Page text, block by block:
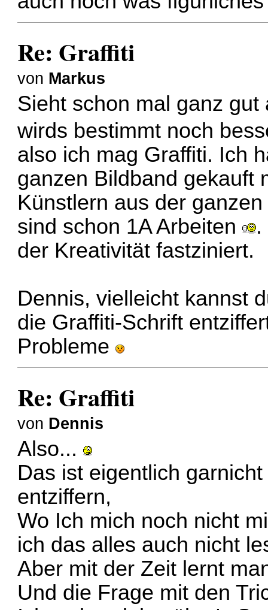
Re: Graffiti
von Markus
Sieht schon mal ganz
wirds bestimmt noch
also ich mag Graffiti. Ich
ganzen Bildband gekauft
Künstlern aus der
sind schon 1A Arbeiten
der Kreativität fastziniert.
Dennis, vielleicht kannst
die Graffiti-Schrift
Probleme
Re: Graffiti
von Dennis
Also...
Das ist eigentlich
entziffern,
Wo Ich mich noch nicht
ich das alles auch nicht
Aber mit der Zeit lernt
Und die Frage mit den